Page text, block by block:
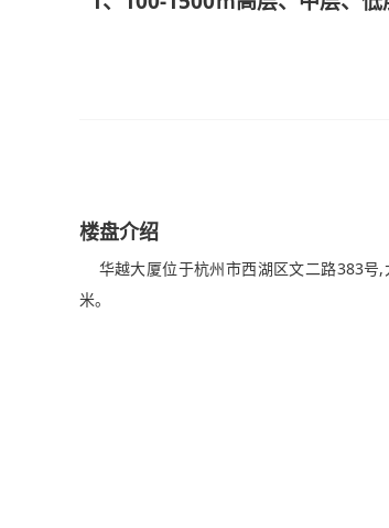
楼盘介绍
华越大厦位于杭州市西湖区文二路383号,
米。